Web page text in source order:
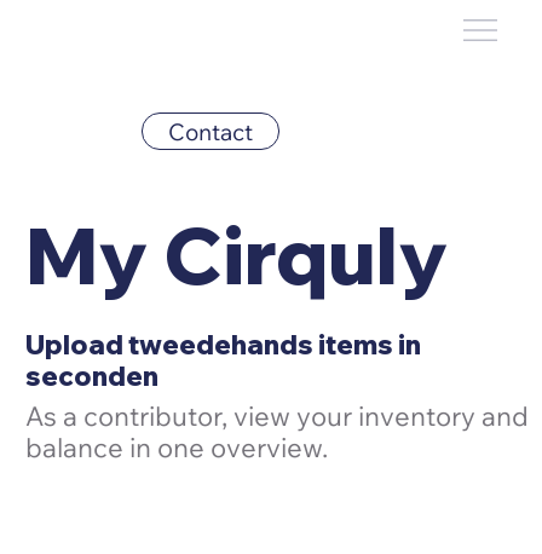
Contact
My Cirquly
Upload tweedehands items in
seconden
As a contributor, view your inventory and
balance in one overview.